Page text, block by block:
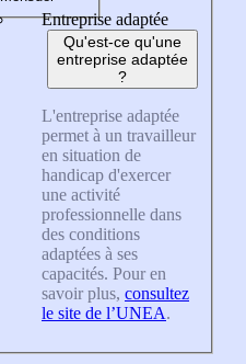
Entreprise adaptée
Qu'est-ce qu'une
entreprise adaptée
?
L'entreprise adaptée
permet à un travailleur
en situation de
handicap d'exercer
une activité
professionnelle dans
des conditions
adaptées à ses
capacités. Pour en
savoir plus, consultez
le site de l’UNEA.